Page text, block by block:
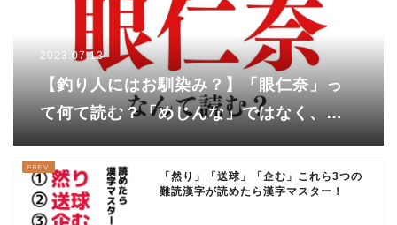
2023.07.13
【釣り人にはお馴染み？】「眼仁奈」っ
て何て読む？「めじんな」ではなく、正
「然り」「送球」「企む」これら3つの
難読漢字が読めたら漢字マスター！